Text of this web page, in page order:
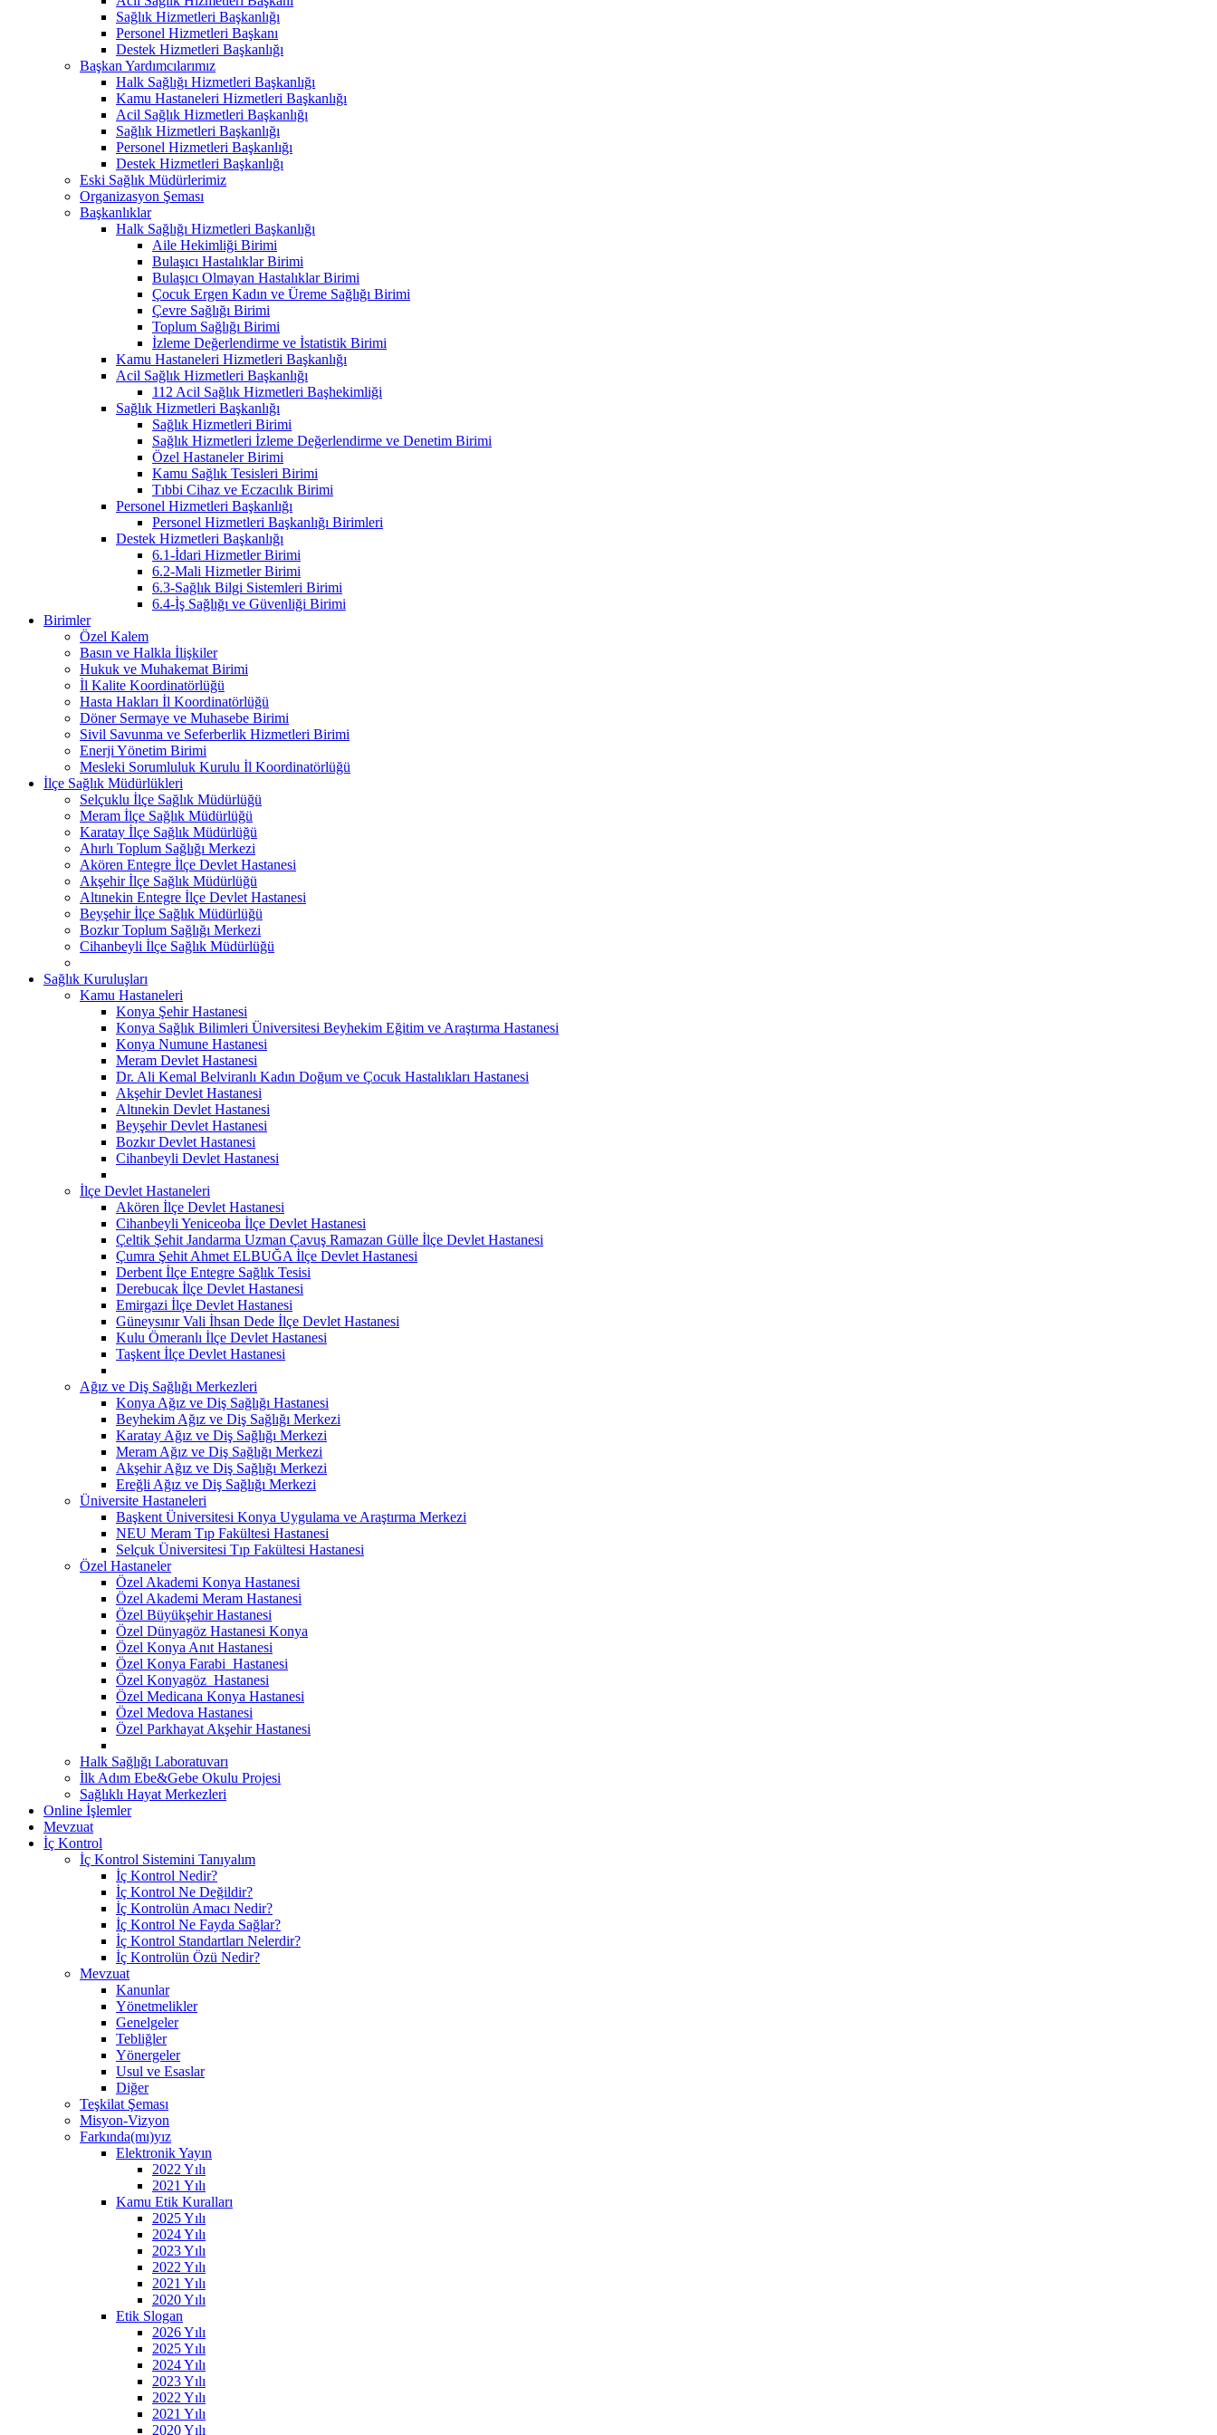
Sağlık Hizmetleri Başkanlığı
Personel Hizmetleri Başkanı
Destek Hizmetleri Başkanlığı
Başkan Yardımcılarımız
Halk Sağlığı Hizmetleri Başkanlığı
Kamu Hastaneleri Hizmetleri Başkanlığı
Acil Sağlık Hizmetleri Başkanlığı
Sağlık Hizmetleri Başkanlığı
Personel Hizmetleri Başkanlığı
Destek Hizmetleri Başkanlığı
Eski Sağlık Müdürlerimiz
Organizasyon Şeması
Başkanlıklar
Halk Sağlığı Hizmetleri Başkanlığı
Aile Hekimliği Birimi
Bulaşıcı Hastalıklar Birimi
Bulaşıcı Olmayan Hastalıklar Birimi
Çocuk Ergen Kadın ve Üreme Sağlığı Birimi
Çevre Sağlığı Birimi
Toplum Sağlığı Birimi
İzleme Değerlendirme ve İstatistik Birimi
Kamu Hastaneleri Hizmetleri Başkanlığı
Acil Sağlık Hizmetleri Başkanlığı
112 Acil Sağlık Hizmetleri Başhekimliği
Sağlık Hizmetleri Başkanlığı
Sağlık Hizmetleri Birimi
Sağlık Hizmetleri İzleme Değerlendirme ve Denetim Birimi
Özel Hastaneler Birimi
Kamu Sağlık Tesisleri Birimi
Tıbbi Cihaz ve Eczacılık Birimi
Personel Hizmetleri Başkanlığı
Personel Hizmetleri Başkanlığı Birimleri
Destek Hizmetleri Başkanlığı
6.1-İdari Hizmetler Birimi
6.2-Mali Hizmetler Birimi
6.3-Sağlık Bilgi Sistemleri Birimi
6.4-İş Sağlığı ve Güvenliği Birimi
Birimler
Özel Kalem
Basın ve Halkla İlişkiler
Hukuk ve Muhakemat Birimi
İl Kalite Koordinatörlüğü
Hasta Hakları İl Koordinatörlüğü
Döner Sermaye ve Muhasebe Birimi
Sivil Savunma ve Seferberlik Hizmetleri Birimi
Enerji Yönetim Birimi
Mesleki Sorumluluk Kurulu İl Koordinatörlüğü
İlçe Sağlık Müdürlükleri
Selçuklu İlçe Sağlık Müdürlüğü
Meram İlçe Sağlık Müdürlüğü
Karatay İlçe Sağlık Müdürlüğü
Ahırlı Toplum Sağlığı Merkezi
Akören Entegre İlçe Devlet Hastanesi
Akşehir İlçe Sağlık Müdürlüğü
Altınekin Entegre İlçe Devlet Hastanesi
Beyşehir İlçe Sağlık Müdürlüğü
Bozkır Toplum Sağlığı Merkezi
Cihanbeyli İlçe Sağlık Müdürlüğü
Sağlık Kuruluşları
Kamu Hastaneleri
Konya Şehir Hastanesi
Konya Sağlık Bilimleri Üniversitesi Beyhekim Eğitim ve Araştırma Hastanesi
Konya Numune Hastanesi
Meram Devlet Hastanesi
Dr. Ali Kemal Belviranlı Kadın Doğum ve Çocuk Hastalıkları Hastanesi
Akşehir Devlet Hastanesi
Altınekin Devlet Hastanesi
Beyşehir Devlet Hastanesi
Bozkır Devlet Hastanesi
Cihanbeyli Devlet Hastanesi
İlçe Devlet Hastaneleri
Akören İlçe Devlet Hastanesi
Cihanbeyli Yeniceoba İlçe Devlet Hastanesi
Çeltik Şehit Jandarma Uzman Çavuş Ramazan Gülle İlçe Devlet Hastanesi
Çumra Şehit Ahmet ELBUĞA İlçe Devlet Hastanesi
Derbent İlçe Entegre Sağlık Tesisi
Derebucak İlçe Devlet Hastanesi
Emirgazi İlçe Devlet Hastanesi
Güneysınır Vali İhsan Dede İlçe Devlet Hastanesi
Kulu Ömeranlı İlçe Devlet Hastanesi
Taşkent İlçe Devlet Hastanesi
Ağız ve Diş Sağlığı Merkezleri
Konya Ağız ve Diş Sağlığı Hastanesi
Beyhekim Ağız ve Diş Sağlığı Merkezi
Karatay Ağız ve Diş Sağlığı Merkezi
Meram Ağız ve Diş Sağlığı Merkezi
Akşehir Ağız ve Diş Sağlığı Merkezi
Ereğli Ağız ve Diş Sağlığı Merkezi
Üniversite Hastaneleri
Başkent Üniversitesi Konya Uygulama ve Araştırma Merkezi
NEU Meram Tıp Fakültesi Hastanesi
Selçuk Üniversitesi Tıp Fakültesi Hastanesi
Özel Hastaneler
Özel Akademi Konya Hastanesi
Özel Akademi Meram Hastanesi
Özel Büyükşehir Hastanesi
Özel Dünyagöz Hastanesi Konya
Özel Konya Anıt Hastanesi
Özel Konya Farabi Hastanesi
Özel Konyagöz Hastanesi
Özel Medicana Konya Hastanesi
Özel Medova Hastanesi
Özel Parkhayat Akşehir Hastanesi
Halk Sağlığı Laboratuvarı
İlk Adım Ebe&Gebe Okulu Projesi
Sağlıklı Hayat Merkezleri
Online İşlemler
Mevzuat
İç Kontrol
İç Kontrol Sistemini Tanıyalım
İç Kontrol Nedir?
İç Kontrol Ne Değildir?
İç Kontrolün Amacı Nedir?
İç Kontrol Ne Fayda Sağlar?
İç Kontrol Standartları Nelerdir?
İç Kontrolün Özü Nedir?
Mevzuat
Kanunlar
Yönetmelikler
Genelgeler
Tebliğler
Yönergeler
Usul ve Esaslar
Diğer
Teşkilat Şeması
Misyon-Vizyon
Farkında(mı)yız
Elektronik Yayın
2022 Yılı
2021 Yılı
Kamu Etik Kuralları
2025 Yılı
2024 Yılı
2023 Yılı
2022 Yılı
2021 Yılı
2020 Yılı
Etik Slogan
2026 Yılı
2025 Yılı
2024 Yılı
2023 Yılı
2022 Yılı
2021 Yılı
2020 Yılı